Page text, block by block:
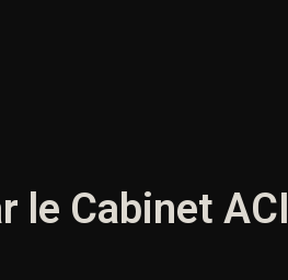
le Cabinet ACI